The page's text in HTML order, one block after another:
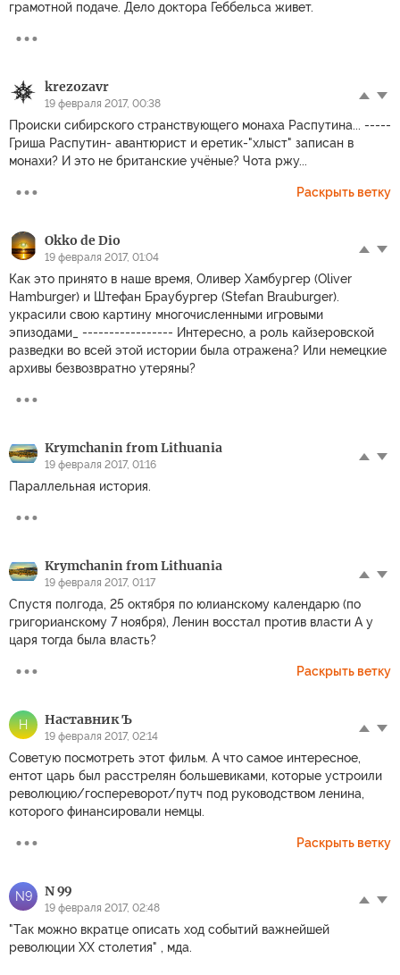
грамотной подаче. Дело доктора Геббельса живет.
krezozavr
19 февраля 2017, 00:38
Происки сибирского странствующего монаха Распутина... -----
Гриша Распутин- авантюрист и еретик-"хлыст" записан в
монахи? И это не британские учёные? Чота ржу...
Раскрыть ветку
Okko de Dio
19 февраля 2017, 01:04
Как это принято в наше время, Оливер Хамбургер (Oliver
Hamburger) и Штефан Браубургер (Stefan Brauburger).
украсили свою картину многочисленными игровыми
эпизодами_ ----------------- Интересно, а роль кайзеровской
разведки во всей этой истории была отражена? Или немецкие
архивы безвозвратно утеряны?
Krymchanin from Lithuania
19 февраля 2017, 01:16
Параллельная история.
Krymchanin from Lithuania
19 февраля 2017, 01:17
Спустя полгода, 25 октября по юлианскому календарю (по
григорианскому 7 ноября), Ленин восстал против власти А у
царя тогда была власть?
Раскрыть ветку
Н Наставник Ъ
19 февраля 2017, 02:14
Советую посмотреть этот фильм. А что самое интересное,
ентот царь был расстрелян большевиками, которые устроили
революцию/госпереворот/путч под руководством ленина,
которого финансировали немцы.
Раскрыть ветку
N9 N 99
19 февраля 2017, 02:48
"Так можно вкратце описать ход событий важнейшей
революции XX столетия" , мда.